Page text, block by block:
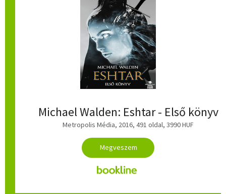
Michael Walden: Eshtar - Első könyv
Metropolis Média, 2016, 491 oldal, 3990 HUF